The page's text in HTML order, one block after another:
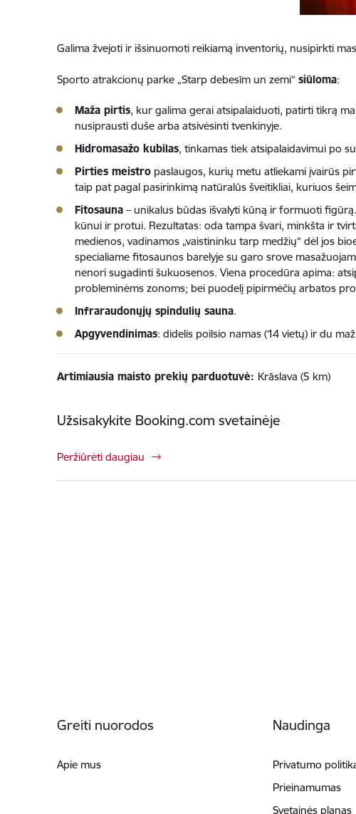
Galima žvejoti ir išsinuomoti reikiamą inventorių, nusipirkti
Sporto atrakcionų parke „Starp debesīm un zemi“ siūloma:
Maža pirtis, kur galima gerai atsipalaiduoti, patirti tikrą
nusiprausti duše arba atsivėsinti tvenkinyje.
Hidromasažo kubilas, tinkamas tiek atsipalaidavimui po
Pirties meistropaslaugos, kurių metu atliekami įvairūs
taip pat pagal pasirinkimą natūralūs šveitikliai, kuriuos
Fitosauna– unikalus būdas išvalyti kūną ir formuoti
kūnui ir protui. Rezultatas: oda tampa švari, minkšta ir
medienos, vadinamos „vaistininku tarp medžių“ dėl jos
specialiame fitosaunos barelyje su garo srove
nenori sugadinti šukuosenos. Viena procedūra apima:
probleminėms zonoms; bei puodelį pipirmėčių arbatos
Infraraudonųjų spindulių sauna.
Apgyvendinimas: didelis poilsio namas (14 vietų) ir du
Artimiausia maisto prekių parduotuvė: Krāslava (5 km)
Užsisakykite Booking.com svetainėje
Peržiūrėti daugiau
Greiti nuorodos
Apie mus
Naudinga
Privatumo
Prieinamumas
Svetainės planas